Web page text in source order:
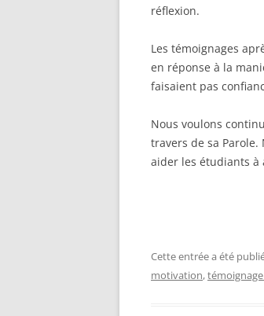
réflexion.
Les témoignages
en réponse à la
faisaient pas
Nous voulons
travers de sa
aider les étudiants à
Cette entrée a été
motivation,